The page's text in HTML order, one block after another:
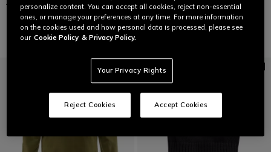
ALGODÓN
€ 109
€ 45
personalize content. You can accept all cookies, reject non-essential
ones, or manage your preferences at any time. For more information
on the cookies used and how personal data is processed, please see
our Cookie Policy & Privacy Policy.
Your Privacy Rights
Reject Cookies Accept Cookies